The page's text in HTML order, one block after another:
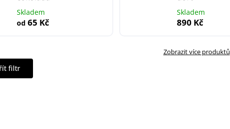
Skladem
od 65 Kč
Skladem
890 Kč
Zobrazit více produktů
filtr